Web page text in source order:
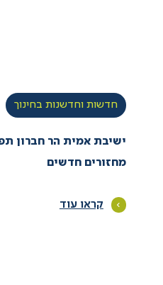
חדשות וחדשנות בחינוך
ישיבת אמית הר חברון
מחזורים חדשים
קראו עוד